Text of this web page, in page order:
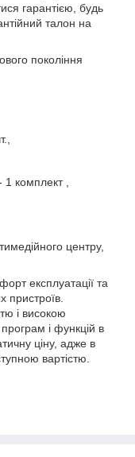
гарантією, будь
талон на
покоління
1 комплект
центру,
експлуатації та
пристроїв.
і високою
і функцій в
ціну, адже в
вартістю.